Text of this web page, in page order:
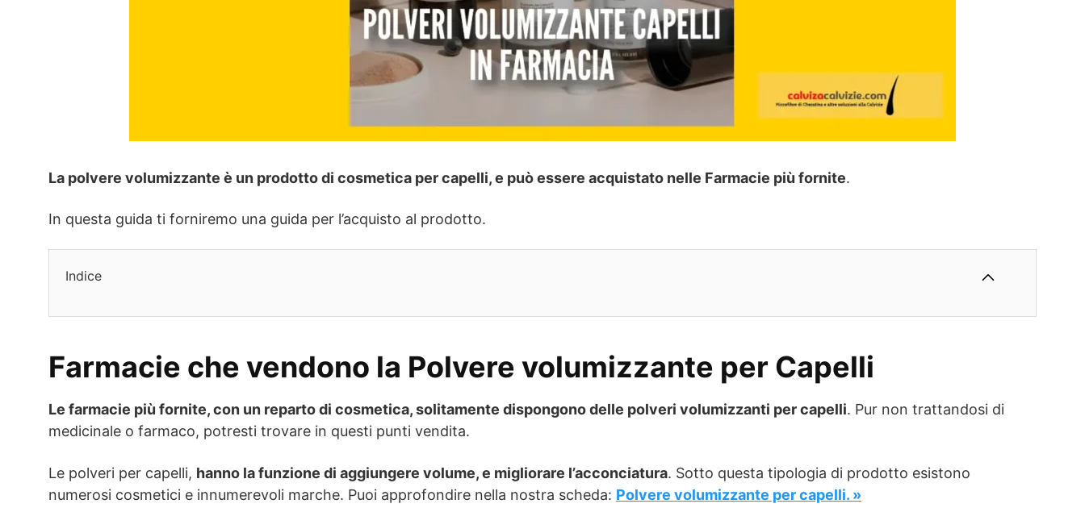
La polvere volumizzante è un prodotto di cosmetica per capelli, e può essere acquistato nelle Farmacie più fornite.
In questa guida ti forniremo una guida per l’acquisto al prodotto.
Indice
Farmacie che vendono la Polvere volumizzante per Capelli
Le farmacie più fornite, con un reparto di cosmetica, solitamente dispongono delle polveri volumizzanti per capelli. Pur non trattandosi di
medicinale o farmaco, potresti trovare in questi punti vendita.
Le polveri per capelli, hanno la funzione di aggiungere volume, e migliorare l’acconciatura. Sotto questa tipologia di prodotto esistono
numerosi cosmetici e innumerevoli marche. Puoi approfondire nella nostra scheda: Polvere volumizzante per capelli. »